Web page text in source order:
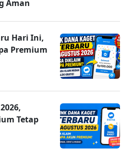
Aman
Hari Ini,
Premium
Tetap